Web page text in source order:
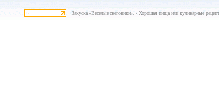
Закуска «Веселые снеговики». - Хорошая пища или кулинарные